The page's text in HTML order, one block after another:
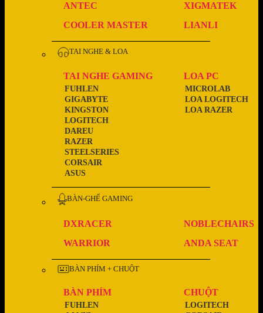
ANTEC
XIGMATEK
COOLER MASTER
LIANLI
TAI NGHE & LOA
TAI NGHE GAMING
ASUS
CORSAIR
STEELSERIES
RAZER
DAREU
LOGITECH
KINGSTON
GIGABYTE
FUHLEN
LOA PC
LOA RAZER
LOA LOGITECH
MICROLAB
BÀN-GHẾ GAMING
DXRACER
NOBLECHAIRS
WARRIOR
ANDA SEAT
BÀN PHÍM + CHUỘT
BÀN PHÍM
FUHLEN
CHUỘT
LOGITECH